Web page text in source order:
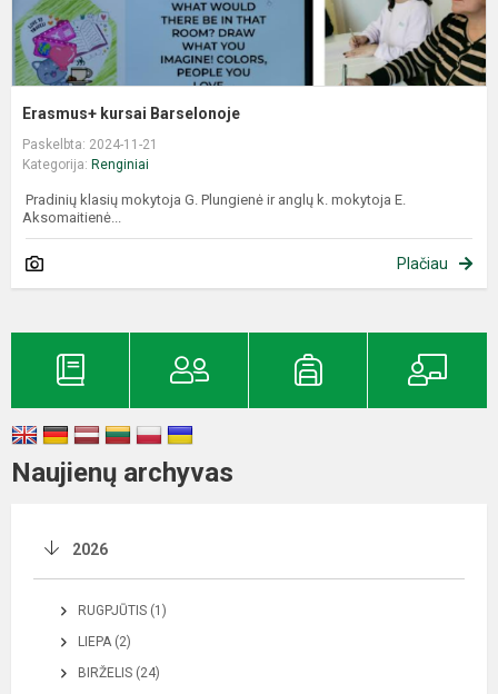
​​​​​​​Erasmus+ kursai Barselonoje
Paskelbta: 2024-11-21
Kategorija: Renginiai
Pradinių klasių mokytoja G. Plungienė ir anglų k. mokytoja E.
Aksomaitienė...
Plačiau
Naujienų archyvas
2026
RUGPJŪTIS (1)
LIEPA (2)
BIRŽELIS (24)